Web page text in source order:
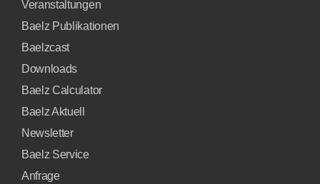
Veranstaltungen
Baelz Publikationen
Baelzcast
Downloads
Baelz Calculator
Baelz Aktuell
Newsletter
Baelz Service
Anfrage